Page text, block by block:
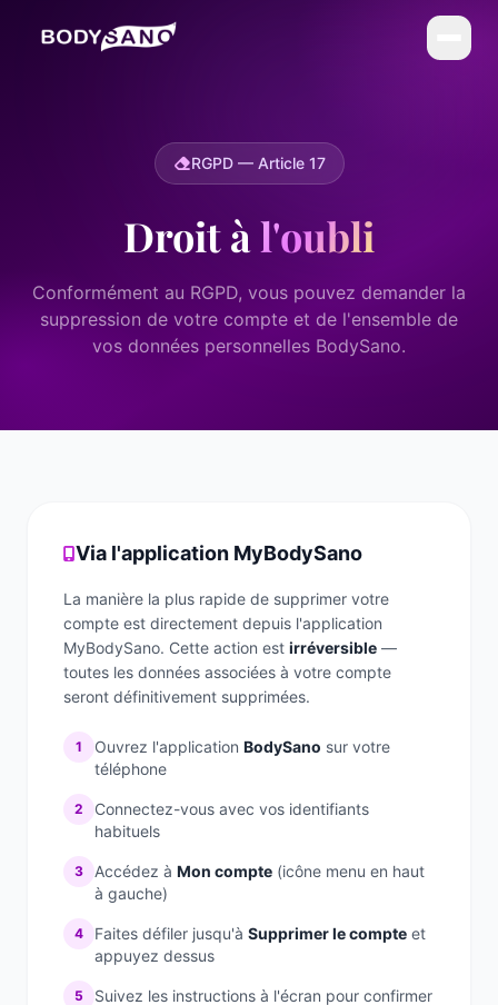
La Méthode BodySano
Calories par activité
Calories par aliment
ESTHÉTIQUE
La Diet Box
BLOGSANO
Magazine
Minimag
FRANCHISE
Devenez franchisé(e)
Contact
RGPD — Article 17
Droit àl'oubli
Conformément au RGPD, vous pouvez demander la
suppression de votre compte et de l'ensemble de
vos données personnelles BodySano.
Via l'application MyBodySano
La manière la plus rapide de supprimer votre
compte est directement depuis l'application
MyBodySano. Cette action est irréversible —
toutes les données associées à votre compte
seront définitivement supprimées.
1 Ouvrez l'application BodySano sur votre
téléphone
2
Connectez-vous avec vos identifiants
habituels
3 Accédez à Mon compte (icône menu en haut
à gauche)
4 Faites défiler jusqu'à Supprimer le compte et
appuyez dessus
5
Suivez les instructions à l'écran pour confirmer